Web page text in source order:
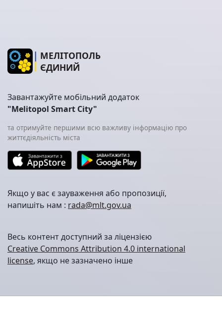
МЕЛІТОПОЛЬ
ЄДИНИЙ
Завантажуйте мобільний додаток
"Melitopol Smart City"
та отримуйте першими всю важливу інформацію про
життєдіяльність міста
Якщо у вас є зауваження або пропозиції,
напишіть нам : rada@mlt.gov.ua
Весь контент доступний за ліцензією
Creative Commons Attribution 4.0 international
license, якщо не зазначено інше